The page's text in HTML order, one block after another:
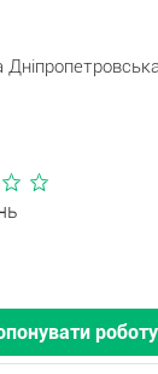
роботу